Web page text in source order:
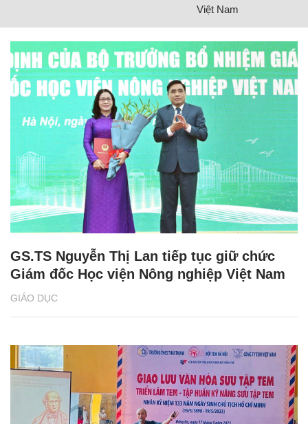
Việt Nam
GIÁO DỤC
GS.TS Nguyễn Thị Lan tiếp tục giữ chức
Giám đốc Học viện Nông nghiệp Việt Nam